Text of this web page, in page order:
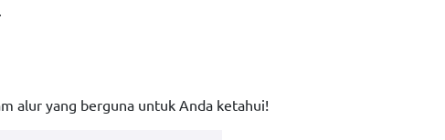
alur yang berguna untuk Anda ketahui!